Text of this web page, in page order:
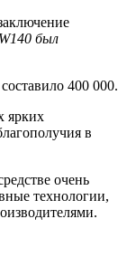
был
400 000.
ярких
в
очень
технологии,